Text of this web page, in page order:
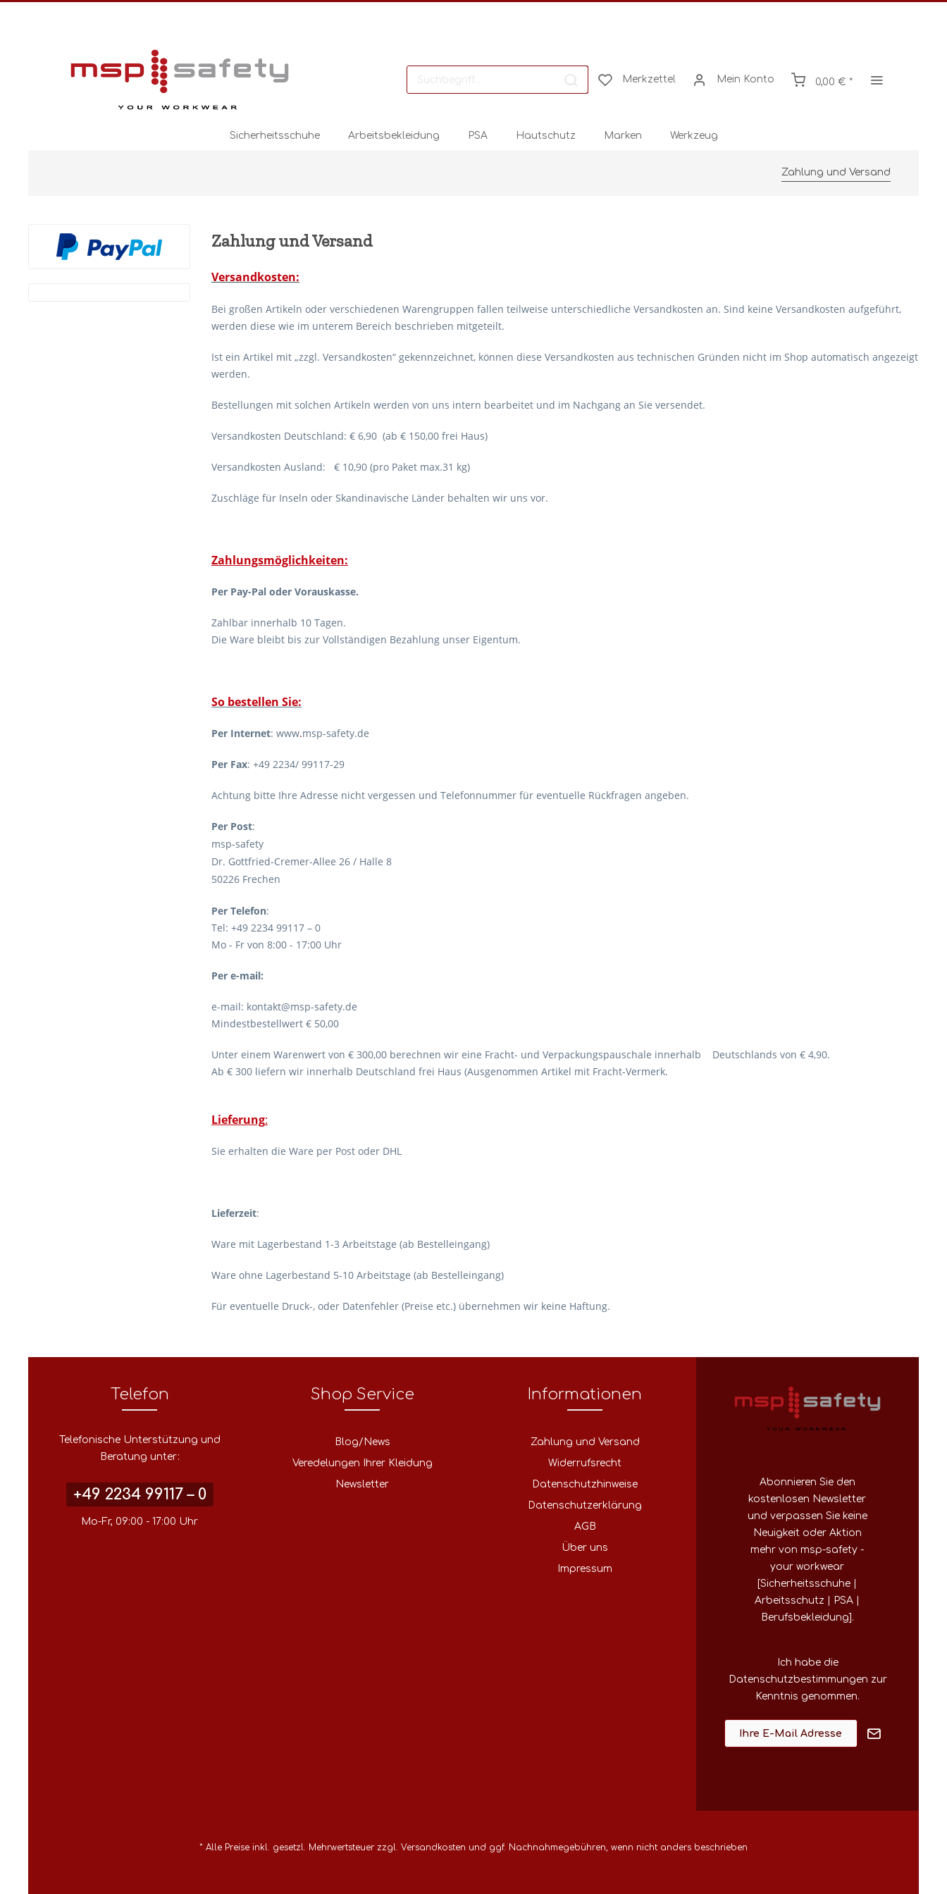
Merkzettel Mein Konto 0,00 € *
Sicherheitsschuhe Arbeitsbekleidung PSA Hautschutz Marken Werkzeug
Zahlung und Versand
Zahlung und Versand
Versandkosten:
Bei großen Artikeln oder verschiedenen Warengruppen fallen teilweise unterschiedliche Versandkosten an. Sind keine Versandkosten aufgeführt,
werden diese wie im unterem Bereich beschrieben mitgeteilt.
Ist ein Artikel mit „zzgl. Versandkosten“ gekennzeichnet, können diese Versandkosten aus technischen Gründen nicht im Shop automatisch angezeigt
werden.
Bestellungen mit solchen Artikeln werden von uns intern bearbeitet und im Nachgang an Sie versendet.
Versandkosten Deutschland: € 6,90 (ab € 150,00 frei Haus)
Versandkosten Ausland: € 10,90 (pro Paket max.31 kg)
Zuschläge für Inseln oder Skandinavische Länder behalten wir uns vor.
Zahlungsmöglichkeiten:
Per Pay-Pal oder Vorauskasse.
Zahlbar innerhalb 10 Tagen.
Die Ware bleibt bis zur Vollständigen Bezahlung unser Eigentum.
So bestellen Sie:
Per Internet: www.msp-safety.de
Per Fax: +49 2234/ 99117-29
Achtung bitte Ihre Adresse nicht vergessen und Telefonnummer für eventuelle Rückfragen angeben.
Per Post:
msp-safety
Dr. Gottfried-Cremer-Allee 26 / Halle 8
50226 Frechen
Per Telefon:
Tel: +49 2234 99117 – 0
Mo - Fr von 8:00 - 17:00 Uhr
Per e-mail:
e-mail: kontakt@msp-safety.de
Mindestbestellwert € 50,00
Unter einem Warenwert von € 300,00 berechnen wir eine Fracht- und Verpackungspauschale innerhalb Deutschlands von € 4,90.
Ab € 300 liefern wir innerhalb Deutschland frei Haus (Ausgenommen Artikel mit Fracht-Vermerk.
Lieferung:
Sie erhalten die Ware per Post oder DHL
Lieferzeit:
Ware mit Lagerbestand 1-3 Arbeitstage (ab Bestelleingang)
Ware ohne Lagerbestand 5-10 Arbeitstage (ab Bestelleingang)
Für eventuelle Druck-, oder Datenfehler (Preise etc.) übernehmen wir keine Haftung.
Telefon
Telefonische Unterstützung und
Beratung unter:
+49 2234 99117 – 0
Mo-Fr, 09:00 - 17:00 Uhr
Shop Service
Blog/News
Veredelungen Ihrer Kleidung
Newsletter
Informationen
Zahlung und Versand
Widerrufsrecht
Datenschutzhinweise
Datenschutzerklärung
AGB
Über uns
Impressum
Abonnieren Sie den
kostenlosen Newsletter
und verpassen Sie keine
Neuigkeit oder Aktion
mehr von msp-safety -
your workwear
[Sicherheitsschuhe |
Arbeitsschutz | PSA |
Berufsbekleidung].
Ich habe die
Datenschutzbestimmungen zur
Kenntnis genommen.
* Alle Preise inkl. gesetzl. Mehrwertsteuer zzgl. Versandkosten und ggf. Nachnahmegebühren, wenn nicht anders beschrieben